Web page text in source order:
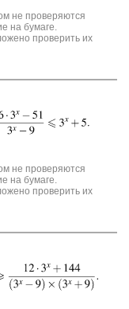
не проверяются
на бумаге.
проверить их
не проверяются
на бумаге.
проверить их